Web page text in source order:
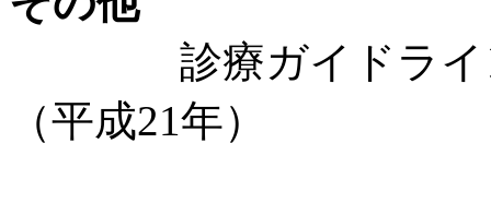
診療ガイドライン
（平成21年）